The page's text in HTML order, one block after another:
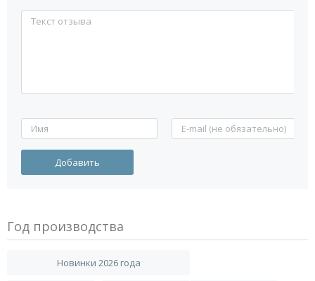
Год производства
Новинки 2026 года